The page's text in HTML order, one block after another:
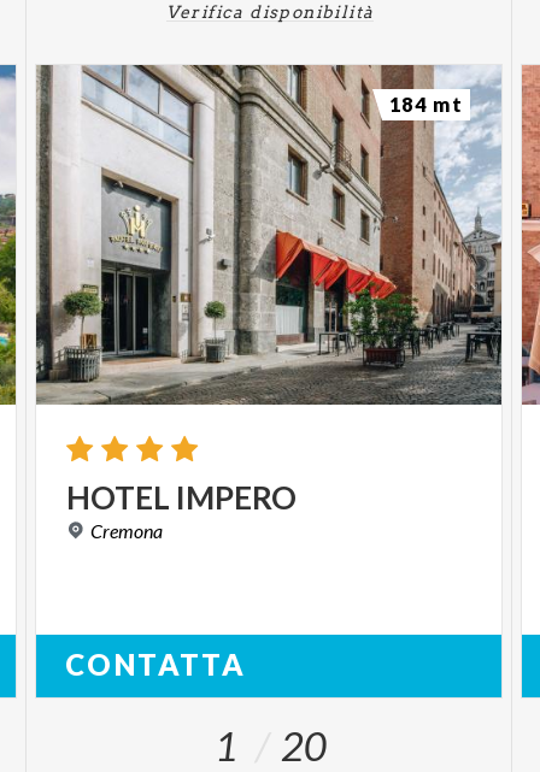
Verifica disponibilità
HOTEL IMPERO
Cremona
CONTATTA
184 mt
1 20